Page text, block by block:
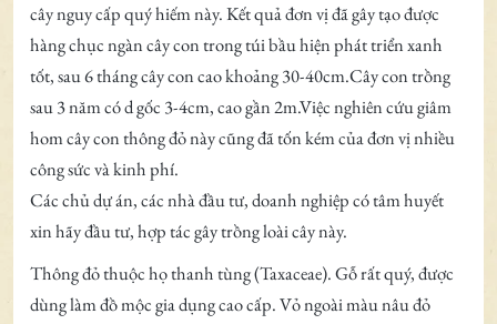
cây nguy cấp quý hiếm này. Kết quả đơn vị đã gây tạo được
hàng chục ngàn cây con trong túi bầu hiện phát triển xanh
tốt, sau 6 tháng cây con cao khoảng 30-40cm.Cây con trồng
sau 3 năm có d gốc 3-4cm, cao gần 2m.Việc nghiên cứu giâm
hom cây con thông đỏ này cũng đã tốn kém của đơn vị nhiều
công sức và kinh phí.
Các chủ dự án, các nhà đầu tư, doanh nghiệp có tâm huyết
xin hãy đầu tư, hợp tác gây trồng loài cây này.
Thông đỏ thuộc họ thanh tùng (Taxaceae). Gỗ rất quý, được
dùng làm đồ mộc gia dụng cao cấp. Vỏ ngoài màu nâu đỏ